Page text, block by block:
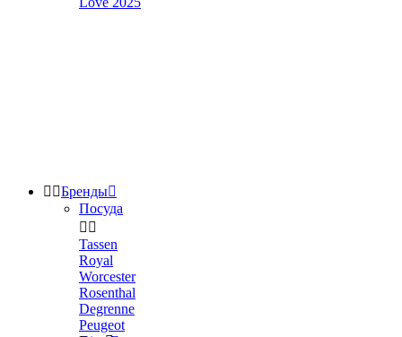
 Бренды
Посуда
 
Tassen
Royal
Worcester
Rosenthal
Degrenne
Peugeot